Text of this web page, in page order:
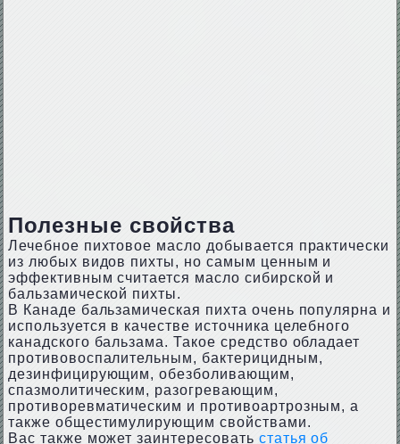
Полезные свойства
Лечебное пихтовое масло добывается практически
из любых видов пихты, но самым ценным и
эффективным считается масло сибирской и
бальзамической пихты.
В Канаде бальзамическая пихта очень популярна и
используется в качестве источника целебного
канадского бальзама. Такое средство обладает
противовоспалительным, бактерицидным,
дезинфицирующим, обезболивающим,
спазмолитическим, разогревающим,
противоревматическим и противоартрозным, а
также общестимулирующим свойствами.
Вас также может заинтересовать статья об